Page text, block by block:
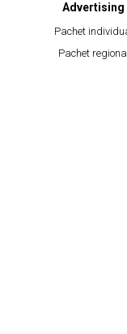
Advertising
Pachet
Pachet regional